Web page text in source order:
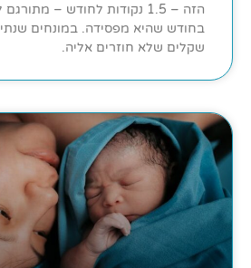
שקלים שלא חוזרים אליה.